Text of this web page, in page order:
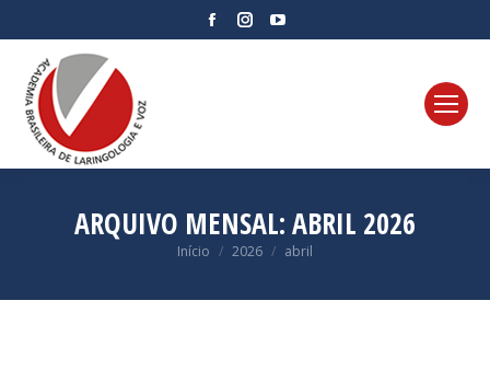
FacebookInstagram
ARQUIVO MENSAL:ABRIL 2026
Você está aqui:
Início 2026 abril